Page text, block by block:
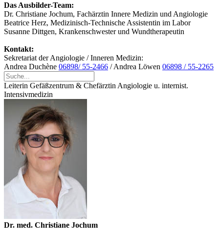
Das Ausbilder-Team:
Dr. Christiane Jochum, Fachärztin Innere Medizin und Angiologie
Beatrice Herz, Medizinisch-Technische Assistentin im Labor
Susanne Dittgen, Krankenschwester und Wundtherapeutin
Kontakt:
Sekretariat der Angiologie / Inneren Medizin:
Andrea Duchène 06898/ 55-2466 / Andrea Löwen 06898 / 55-2265
Leiterin Gefäßzentrum & Chefärztin Angiologie u. internist.
Intensivmedizin
Dr. med. Christiane Jochum